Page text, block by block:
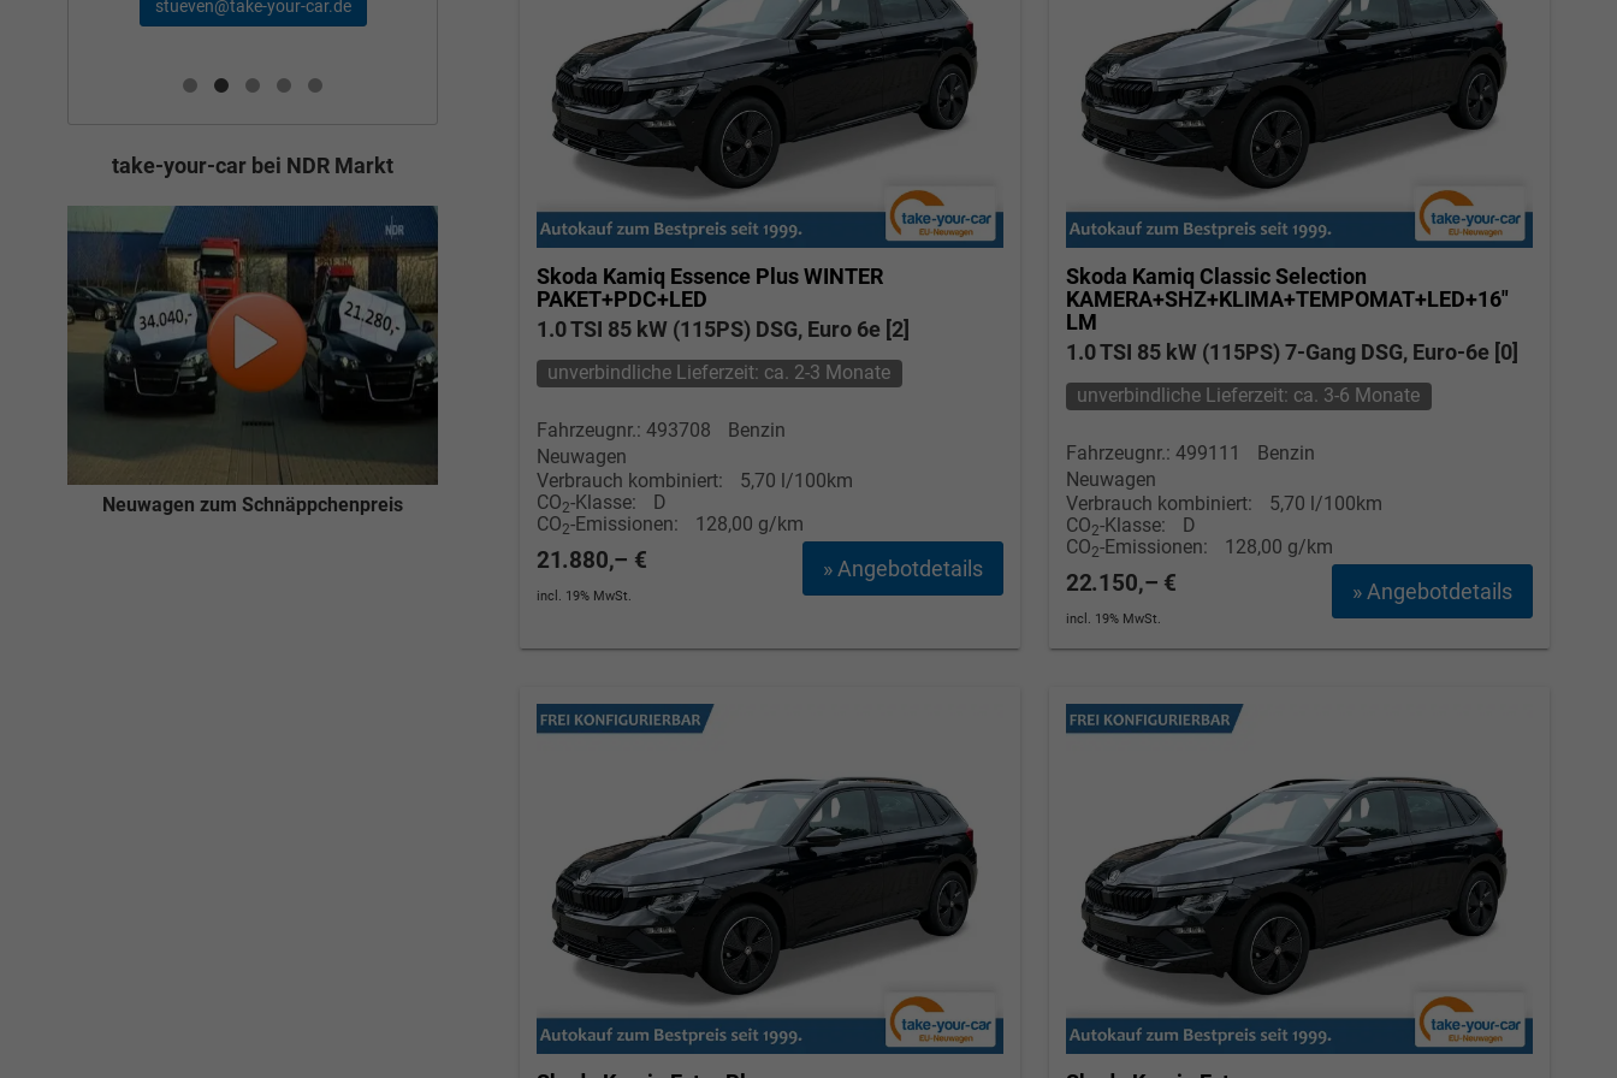
Skoda Kamiq Essence Plus WINTER
PAKET+PDC+LED
1.0 TSI 85 kW (115PS) DSG, Euro 6e [2]
unverbindliche Lieferzeit: ca. 2-3 Monate
Fahrzeugnr.: 493708
Benzin
Neuwagen
Verbrauch kombiniert:
5,70 l/100km
CO2-Klasse:
D
CO2-Emissionen: 128,00 g/km
» Angebotdetails
21.880,– €
incl. 19% MwSt.
Skoda Kamiq Classic Selection
KAMERA+SHZ+KLIMA+TEMPOMAT+LED+16"
LM
1.0 TSI 85 kW (115PS) 7-Gang DSG, Euro-6e [0]
unverbindliche Lieferzeit: ca. 3-6 Monate
Fahrzeugnr.: 499111
Benzin
Neuwagen
Verbrauch kombiniert:
5,70 l/100km
CO2-Klasse:
D
CO2-Emissionen: 128,00 g/km
» Angebotdetails
22.150,– €
incl. 19% MwSt.
stueven@take-your-car.de
take-your-car bei NDR Markt
Neuwagen zum Schnäppchenpreis